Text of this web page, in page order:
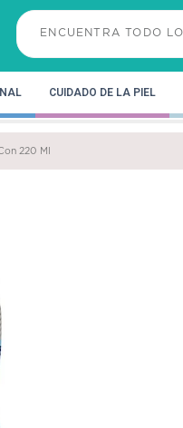
CUIDADO DE LA PIEL
220 Ml